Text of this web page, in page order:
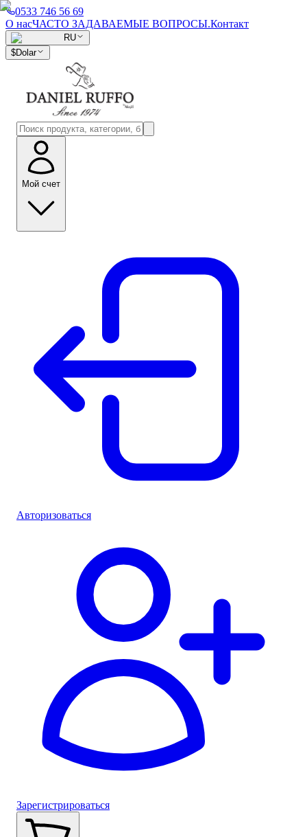
0533 746 56 69
О насЧАСТО ЗАДАВАЕМЫЕ ВОПРОСЫ.Контакт
RU
$Dolar
Мой счет
Авторизоваться
Зарегистрироваться